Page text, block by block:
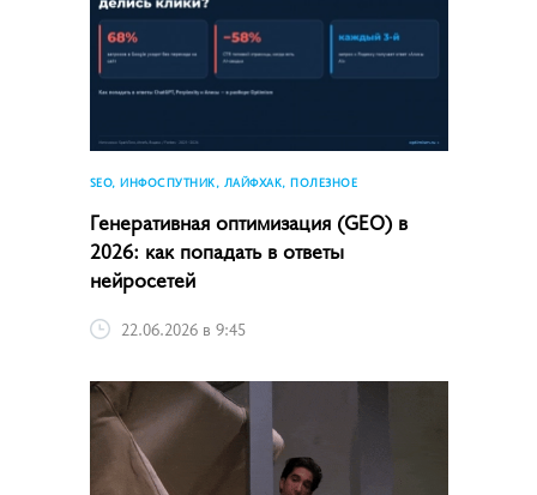
SEO, ИНФОСПУТНИК, ЛАЙФХАК, ПОЛЕЗНОЕ
Генеративная оптимизация (GEO) в
2026: как попадать в ответы
нейросетей
22.06.2026 в 9:45